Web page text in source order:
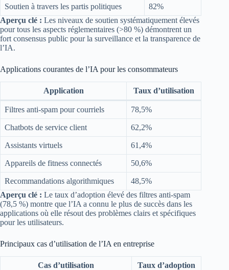
Soutien à travers les partis politiques
82%
Aperçu clé : Les niveaux de soutien systématiquement élevés
pour tous les aspects réglementaires (>80 %) démontrent un
fort consensus public pour la surveillance et la transparence de
l’IA.
Applications courantes de l’IA pour les consommateurs
Application Taux d’utilisation
Filtres anti-spam pour courriels 78,5%
Chatbots de service client 62,2%
Assistants virtuels 61,4%
Appareils de fitness connectés 50,6%
Recommandations algorithmiques
48,5%
Aperçu clé : Le taux d’adoption élevé des filtres anti-spam
(78,5 %) montre que l’IA a connu le plus de succès dans les
applications où elle résout des problèmes clairs et spécifiques
pour les utilisateurs.
Principaux cas d’utilisation de l’IA en entreprise
Cas d’utilisation Taux d’adoption